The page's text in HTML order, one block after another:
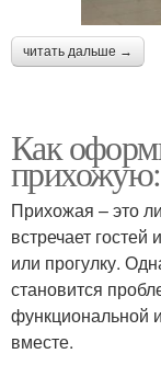
читать дальше →
Как
Прихожая – это
встречает
или прогулку.
становится
функциональной
вместе.